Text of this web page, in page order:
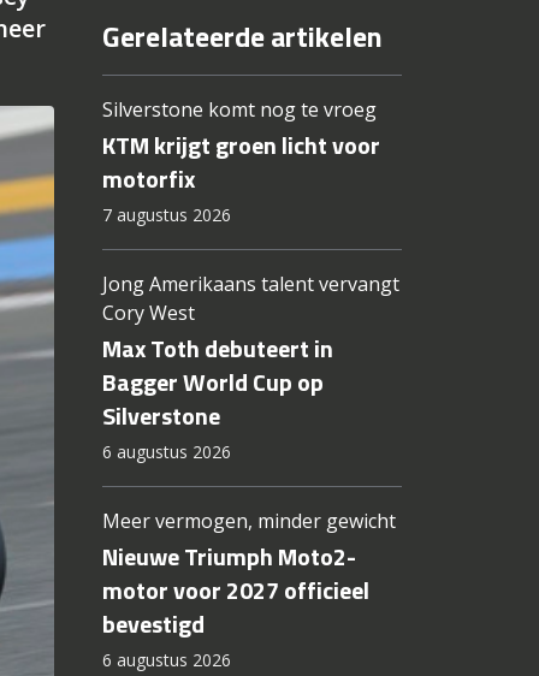
Gerelateerde artikelen
Silverstone komt nog te vroeg
KTM krijgt groen licht voor
motorfix
7 augustus 2026
Jong Amerikaans talent vervangt
Cory West
Max Toth debuteert in
Bagger World Cup op
Silverstone
6 augustus 2026
Meer vermogen, minder gewicht
Nieuwe Triumph Moto2-
motor voor 2027 officieel
bevestigd
6 augustus 2026